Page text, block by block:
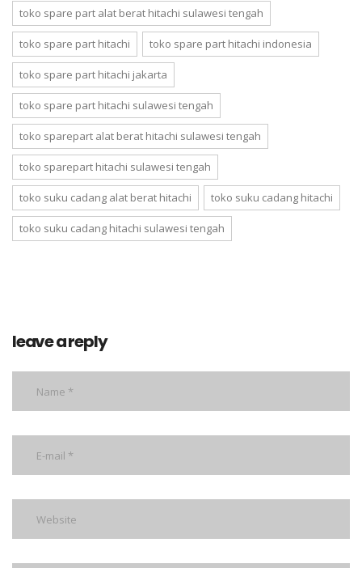
toko spare part alat berat hitachi sulawesi tengah
toko spare part hitachi toko spare part hitachi indonesia
toko spare part hitachi jakarta
toko spare part hitachi sulawesi tengah
toko sparepart alat berat hitachi sulawesi tengah
toko sparepart hitachi sulawesi tengah
toko suku cadang alat berat hitachi toko suku cadang hitachi
toko suku cadang hitachi sulawesi tengah
leave a reply